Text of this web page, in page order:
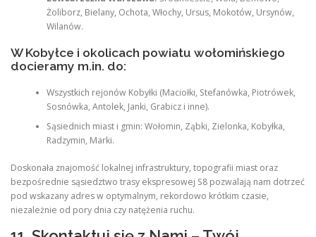
Żoliborz, Bielany, Ochota, Włochy, Ursus, Mokotów, Ursynów,
Wilanów.
W Kobyłce i okolicach powiatu wołomińskiego
docieramy m.in. do:
Wszystkich rejonów Kobyłki (Maciołki, Stefanówka, Piotrówek,
Sosnówka, Antolek, Janki, Grabicz i inne).
Sąsiednich miast i gmin: Wołomin, Ząbki, Zielonka, Kobyłka,
Radzymin, Marki.
Doskonała znajomość lokalnej infrastruktury, topografii miast oraz
bezpośrednie sąsiedztwo trasy ekspresowej S8 pozwalają nam dotrzeć
pod wskazany adres w optymalnym, rekordowo krótkim czasie,
niezależnie od pory dnia czy natężenia ruchu.